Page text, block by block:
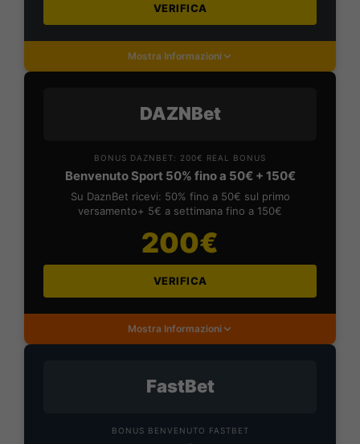
VERIFICA
Mostra Informazioni
DAZNBet
BONUS DAZNBET: 200€ REAL BONUS
Benvenuto Sport 50% fino a 50€ + 150€
Su DaznBet ricevi: 50% fino a 50€ sul primo
versamento+ 5€ a settimana fino a 150€
200€
VERIFICA
Mostra Informazioni
FastBet
BONUS BENVENUTO FASTBET